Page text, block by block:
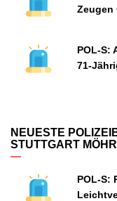
Zeugen
POL-S:
71-
NEUESTE
STUTTGART
POL-S: